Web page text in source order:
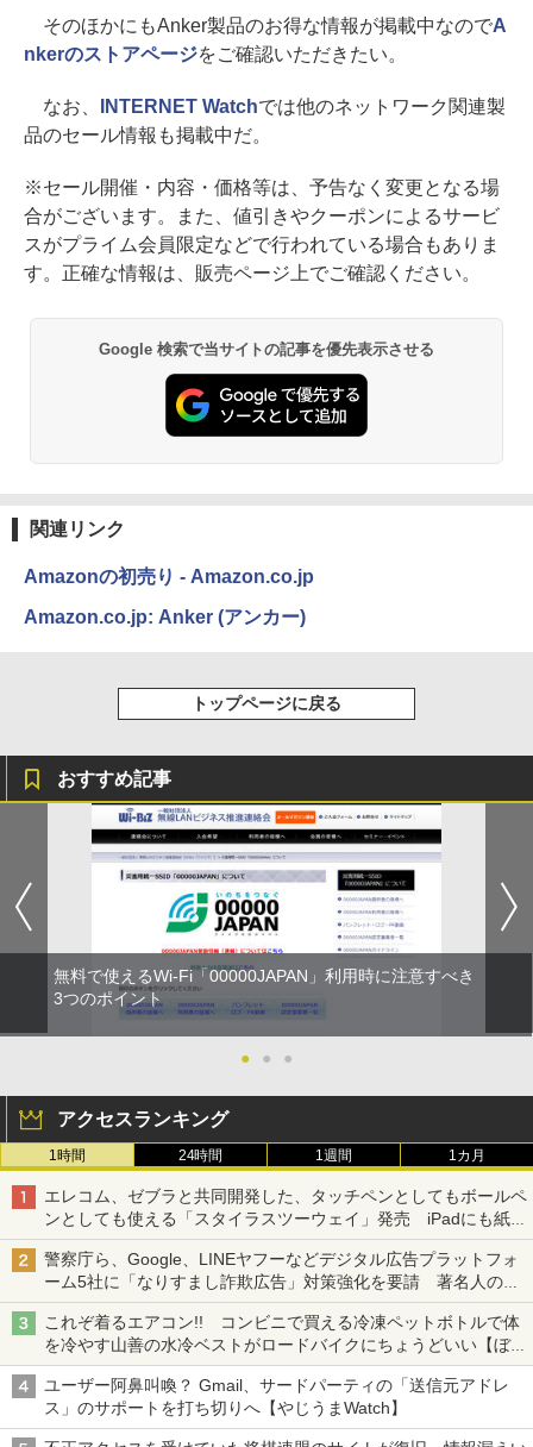
そのほかにもAnker製品のお得な情報が掲載中なのでA
nkerのストアページをご確認いただきたい。
なお、 INTERNET Watchでは他のネットワーク関連製
品のセール情報も掲載中だ。
※セール開催・内容・価格等は、予告なく変更となる場
合がございます。また、値引きやクーポンによるサービ
スがプライム会員限定などで行われている場合もありま
す。正確な情報は、販売ページ上でご確認ください。
Google 検索で当サイトの記事を優先表示させる
関連リンク
Amazonの初売り - Amazon.co.jp
Amazon.co.jp: Anker (アンカー)
トップページに戻る
おすすめ記事
無料で使えるWi-Fi「00000JAPAN」利用時に注意すべき
3つのポイント
● ● ●
アクセスランキング
1時間 24時間 1週間 1カ月
エレコム、ゼブラと共同開発した、タッチペンとしてもボールペ
ンとしても使える「スタイラスツーウェイ」発売 iPadにも紙に
も、持ち替えずに書き込める
警察庁ら、Google、LINEヤフーなどデジタル広告プラットフォ
ーム5社に「なりすまし詐欺広告」対策強化を要請 著名人の写
真や映像を使った投資詐欺などへの対策として
これぞ着るエアコン!! コンビニで買える冷凍ペットボトルで体
を冷やす山善の水冷ベストがロードバイクにちょうどいい【ぼっ
ち・ざ・ろーど！その14】【空いた時間でなにしてる？】
ユーザー阿鼻叫喚？ Gmail、サードパーティの「送信元アドレ
ス」のサポートを打ち切りへ【やじうまWatch】